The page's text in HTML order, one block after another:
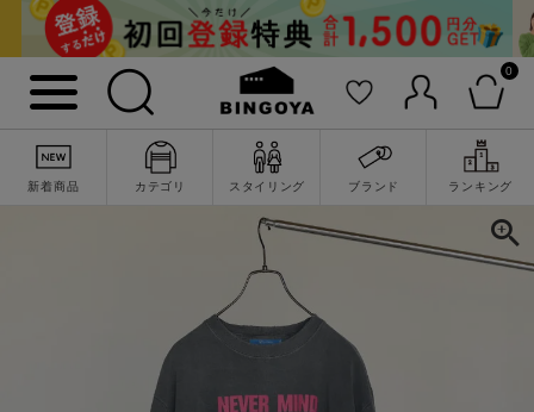
0
新着商品 カテゴリ スタイリング ブランド ランキング